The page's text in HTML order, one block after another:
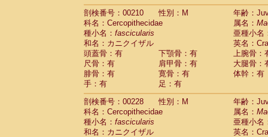
剖検番号：00210
性別：M
年齢：
科名：Cercopithecidae
属名：
種小名： fascicularis
亜種小名
和名：カニクイザル
英名：
頭蓋骨：有
下顎骨：有
上腕骨：
尺骨：有
肩甲骨：有
大腿骨：
腓骨：有
寛骨：有
体幹：有
手：有
足：有
剖検番号：00228
性別：M
年齢：
科名：Cercopithecidae
属名：
種小名： fascicularis
亜種小名
和名：カニクイザル
英名：